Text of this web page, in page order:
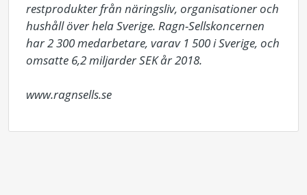
restprodukter från näringsliv, organisationer och
hushåll över hela Sverige. Ragn-Sellskoncernen
har 2 300 medarbetare, varav 1 500 i Sverige, och
omsatte 6,2 miljarder SEK år 2018.
www.ragnsells.se